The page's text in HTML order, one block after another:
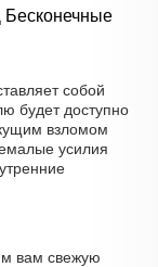
собой
будет доступно
взломом
усилия
вам свежую